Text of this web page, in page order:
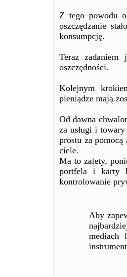
Z tego powodu
oszczędzanie
konsumpcję.
Teraz zadaniem
oszczędności.
Kolejnym
pieniądze mają
Od dawna
za usługi i
prostu za
ciele.
Ma to zalety,
portfela i karty
kontrolowanie
Aby
mediach